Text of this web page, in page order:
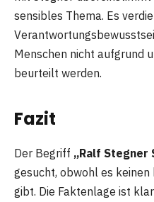
sensibles Thema. Es
Menschen nicht aufgrund
beurteilt werden.
Fazit
Der Begriff „Ralf Stegner
gesucht, obwohl es
gibt. Die Faktenlage ist